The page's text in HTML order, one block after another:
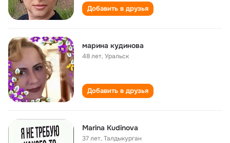
Добавить в друзья
марина кудинова
48 лет,Уральск
Добавить в друзья
Marina Kudinova
37 лет,Талдыкурган